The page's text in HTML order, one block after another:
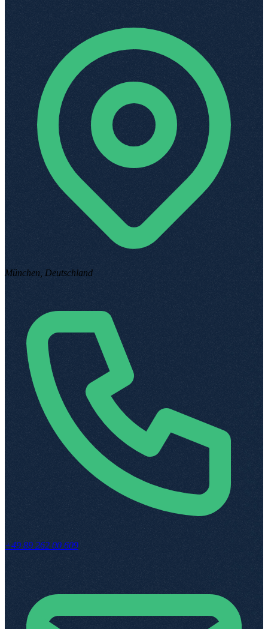
München, Deutschland
+49 89 262 00 609